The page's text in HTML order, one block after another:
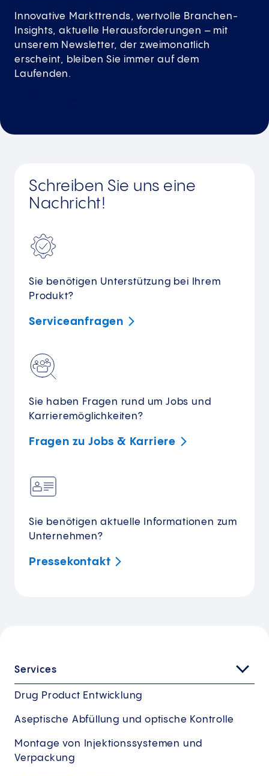
Innovative Markttrends, wertvolle Branchen-
Insights, aktuelle Herausforderungen – mit
unserem Newsletter, der zweimonatlich
erscheint, bleiben Sie immer auf dem
Laufenden.
Schreiben Sie uns eine
Nachricht!
Sie benötigen Unterstützung bei Ihrem
Produkt?
Serviceanfragen
Sie haben Fragen rund um Jobs und
Karrieremöglichkeiten?
Fragen zu Jobs & Karriere
Sie benötigen aktuelle Informationen zum
Unternehmen?
Pressekontakt
Services
Drug Product Entwicklung
Aseptische Abfüllung und optische Kontrolle
Montage von Injektionssystemen und
Verpackung